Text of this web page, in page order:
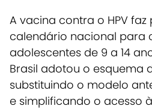
A vacina contra o HPV
calendário nacional para
adolescentes de 9 a 14
Brasil adotou o esquema
substituindo o modelo
e simplificando o acesso